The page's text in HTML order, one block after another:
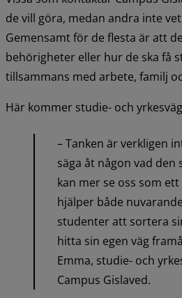
de vill göra, medan andra inte
Gemensamt för de flesta är att
behörigheter eller hur de ska få
tillsammans med arbete, familj
Här kommer studie- och
– Tanken är verkligen
säga åt någon vad den
kan mer se oss som
hjälper både
studenter att sortera
hitta sin egen väg
Emma, studie- och
Campus Gislaved.